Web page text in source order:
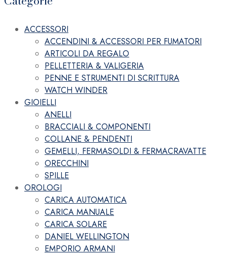
ACCESSORI
ACCENDINI & ACCESSORI PER FUMATORI
ARTICOLI DA REGALO
PELLETTERIA & VALIGERIA
PENNE E STRUMENTI DI SCRITTURA
WATCH WINDER
GIOIELLI
ANELLI
BRACCIALI & COMPONENTI
COLLANE & PENDENTI
GEMELLI, FERMASOLDI & FERMACRAVATTE
ORECCHINI
SPILLE
OROLOGI
CARICA AUTOMATICA
CARICA MANUALE
CARICA SOLARE
DANIEL WELLINGTON
EMPORIO ARMANI